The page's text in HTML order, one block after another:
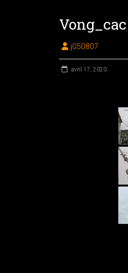
Vong_cac
j050807
avril 17, 2020